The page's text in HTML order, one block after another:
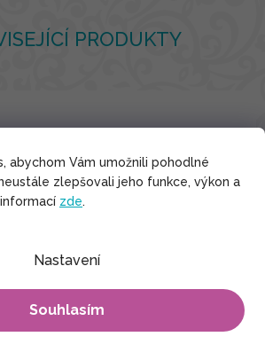
abychom Vám umožnili pohodlné
zlepšovali jeho funkce, výkon a
zde.
Nastavení
Souhlasím
PRODUKTY